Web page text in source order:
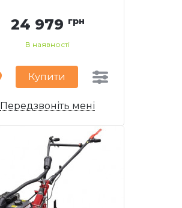
24 979 грн
В наявності
Купити
Передзвоніть мені